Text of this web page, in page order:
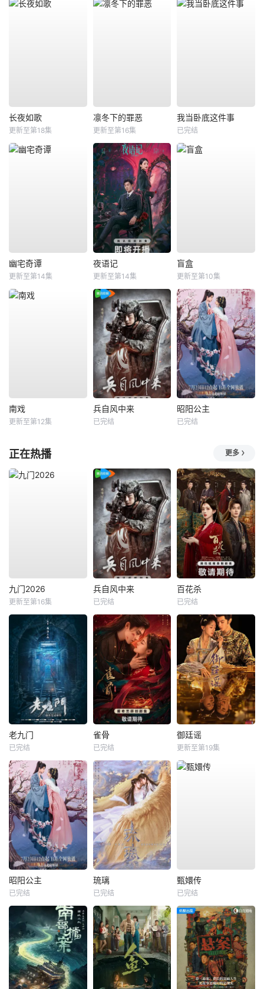
长夜如歌
更新至第18集
凛冬下的罪恶
更新至第16集
我当卧底这件事
已完结
幽宅奇谭
更新至第14集
夜语记
更新至第14集
盲盒
更新至第10集
南戏
更新至第12集
兵自风中来
已完结
昭阳公主
已完结
正在热播 更多
九门2026
更新至第16集
兵自风中来
已完结
百花杀
已完结
老九门
已完结
雀骨
已完结
御廷谣
更新至第19集
昭阳公主
已完结
琉璃
已完结
甄嬛传
已完结